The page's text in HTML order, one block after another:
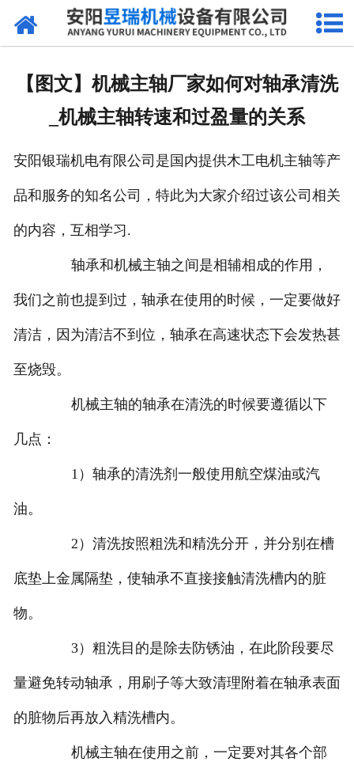
网站首页
【图文】机械主轴厂家如何对轴承清洗
_机械主轴转速和过盈量的关系
安阳银瑞机电有限公司是国内提供木工电机主轴等产
品和服务的知名公司，特此为大家介绍过该公司相关
的内容，互相学习.
轴承和机械主轴之间是相辅相成的作用，
我们之前也提到过，轴承在使用的时候，一定要做好
清洁，因为清洁不到位，轴承在高速状态下会发热甚
至烧毁。
机械主轴的轴承在清洗的时候要遵循以下
几点：
1）轴承的清洗剂一般使用航空煤油或汽
油。
2）清洗按照粗洗和精洗分开，并分别在槽
底垫上金属隔垫，使轴承不直接接触清洗槽内的脏
物。
3）粗洗目的是除去防锈油，在此阶段要尽
量避免转动轴承，用刷子等大致清理附着在轴承表面
的脏物后再放入精洗槽内。
机械主轴在使用之前，一定要对其各个部